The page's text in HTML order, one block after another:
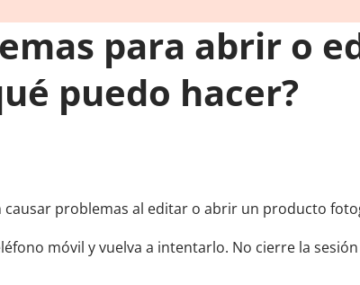
para abrir o
puedo hacer?
causar problemas al editar o abrir un producto
móvil y vuelva a intentarlo. No cierre la